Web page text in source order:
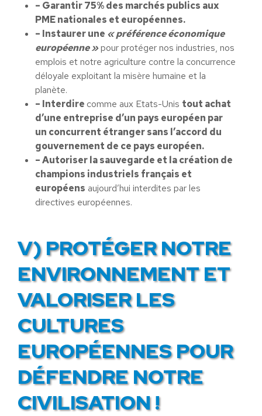
– Garantir 75% des marchés publics aux
PME nationales et européennes.
– Instaurer une « préférence économique
européenne »pour protéger nos industries, nos
emplois et notre agriculture contre la concurrence
déloyale exploitant la misère humaine et la
planète.
– Interdire comme aux Etats-Unis tout achat
d’une entreprise d’un pays européen par
un concurrent étranger sans l’accord du
gouvernement de ce pays européen.
– Autoriser la sauvegarde et la création de
champions industriels français et
européens aujourd’hui interdites par les
directives européennes.
V) PROTÉGER NOTRE
ENVIRONNEMENT ET
VALORISER LES
CULTURES
EUROPÉENNES POUR
DÉFENDRE NOTRE
CIVILISATION !